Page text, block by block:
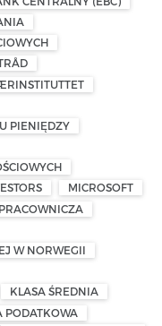
PIENIĘDZY
MICROSOFT
W NORWEGII
KLASA ŚREDNIA
PODATKOWA